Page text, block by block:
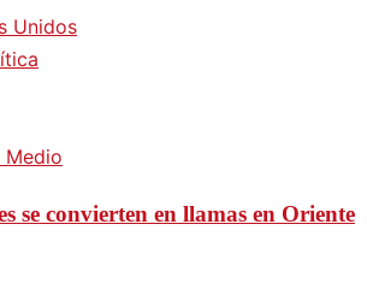
Unidos
Medio
se convierten en llamas en Oriente